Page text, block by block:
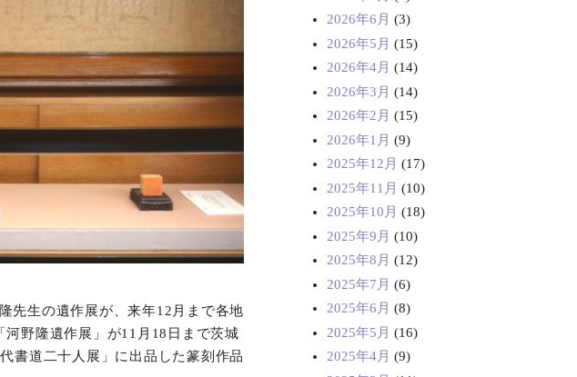
先生の遺作展が、来年12月まで各地
野隆遺作展」が11月18日まで茨城
書道二十人展」に出品した篆刻作品
2026年6月 (3)
2026年5月 (15)
2026年4月 (14)
2026年3月 (14)
2026年2月 (15)
2026年1月 (9)
2025年12月 (17)
2025年11月 (10)
2025年10月 (18)
2025年9月 (10)
2025年8月 (12)
2025年7月 (6)
2025年6月 (8)
2025年5月 (16)
2025年4月 (9)